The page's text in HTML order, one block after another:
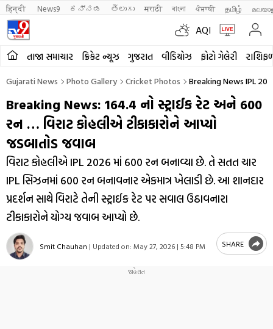
हिन्दी News9 ಕನ್ನಡ తెలుగు मराठी বাংলা ਪੰਜਾਬੀ தமிழ்
AQI
તાજા સમાચાર ક્રિકેટ ન્યૂઝ ગુજરાત વીડિયોઝ ફોટો ગેલેરી
Gujarati News Photo Gallery Cricket Photos Breaking News IPL
Breaking News: 164.4 નો સ્ટ્રાઈક રેટ અને 600
રન … વિરાટ કોહલીએ ટીકાકારોને આપ્યો
જડબાતોડ જવાબ
વિરાટ કોહલીએ IPL 2026 માં 600 રન બનાવ્યા છે. તે સતત ચાર
IPL સિઝનમાં 600 રન બનાવનાર એકમાત્ર ખેલાડી છે. આ શાનદાર
પ્રદર્શન સાથે વિરાટે તેની સ્ટ્રાઈક રેટ પર સવાલ ઉઠાવનારા
ટીકાકારોને યોગ્ય જવાબ આપ્યો છે.
Smit Chauhan | Updated on: May 27, 2026 | 5:48 PM SHARE